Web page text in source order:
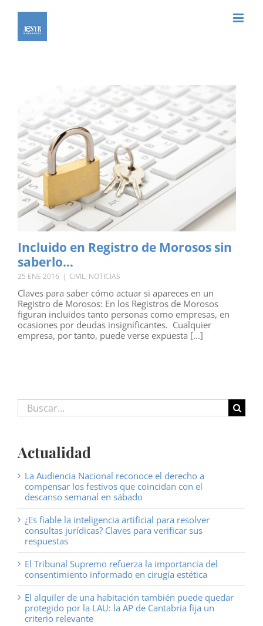
contenido
Incluido en Registro de Morosos sin
saberlo…
25 ENE 2016 | CIVIL, NOTICIAS
Claves para saber cómo actuar si apareces en un
Registro de Morosos: En los Registros de Morosos
figuran incluidos tanto personas como empresas, en
ocasiones por deudas insignificantes. Cualquier
empresa, por tanto, puede verse expuesta [...]
Buscar:
Actualidad
La Audiencia Nacional reconoce el derecho a
compensar los festivos que coincidan con el
descanso semanal en sábado
¿Es fiable la inteligencia artificial para resolver
consultas jurídicas? Claves para verificar sus
respuestas
El Tribunal Supremo refuerza la importancia del
consentimiento informado en cirugía estética
El alquiler de una habitación también puede quedar
protegido por la LAU: la AP de Cantabria fija un
criterio relevante